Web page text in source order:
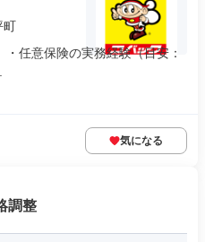
町
任意保険の実務経験（目安：
気になる
調整